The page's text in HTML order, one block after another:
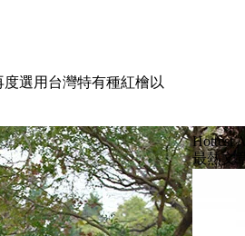
選用台灣特有種紅檜以
Hottest
最熱文